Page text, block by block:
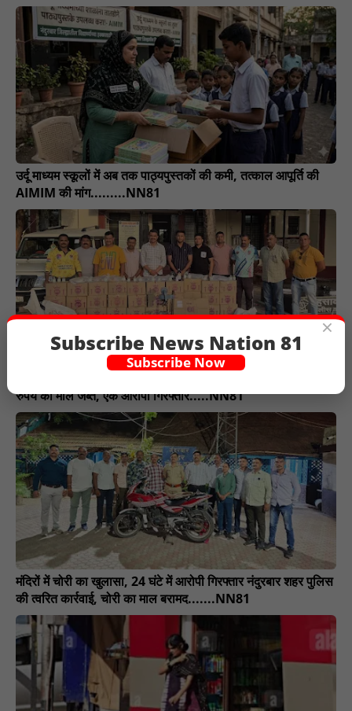
उर्दू माध्यम स्कूलों में अब तक पाठ्यपुस्तकों की कमी, तत्काल आपूर्ति की
AIMIM की मांग.........NN81
रुपये का माल जब्त, एक आरोपी गिरफ्तार.....NN81
मंदिरों में चोरी का खुलासा, 24 घंटे में आरोपी गिरफ्तार नंदुरबार शहर पुलिस
की त्वरित कार्रवाई, चोरी का माल बरामद.......NN81
×
Subscribe News Nation 81
Subscribe Now